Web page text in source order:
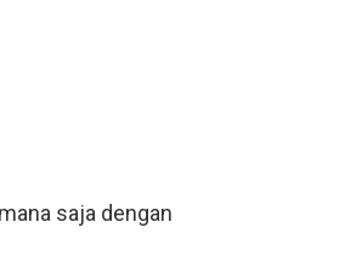
saja dengan